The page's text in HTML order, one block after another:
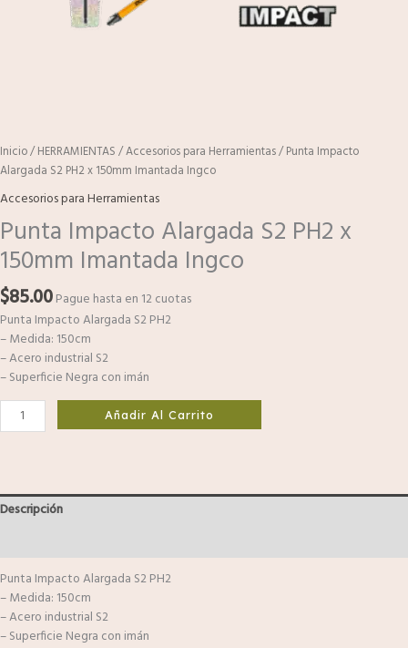
Inicio/HERRAMIENTAS /Accesorios para Herramientas/ Punta Impacto
Alargada S2 PH2 x 150mm Imantada Ingco
Accesorios para Herramientas
Punta Impacto Alargada S2 PH2 x
150mm Imantada Ingco
$85.00Pague hasta en 12 cuotas
Punta Impacto Alargada S2 PH2
– Medida: 150cm
– Acero industrial S2
– Superficie Negra con imán
Añadir Al Carrito
Descripción
Punta Impacto Alargada S2 PH2
– Medida: 150cm
– Acero industrial S2
– Superficie Negra con imán